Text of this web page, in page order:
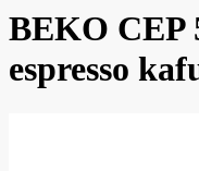
BEKO CEP
espresso